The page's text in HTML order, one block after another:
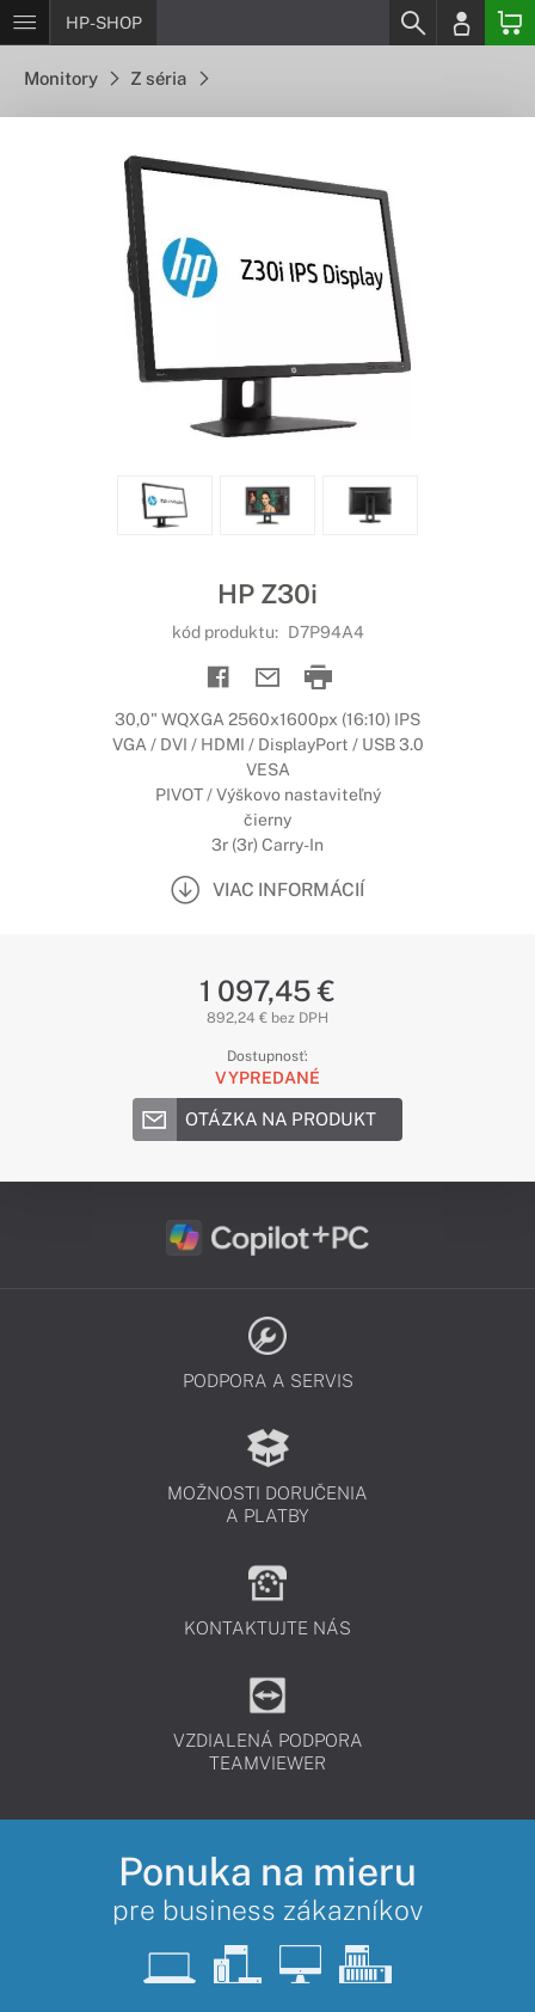
HP-SHOP
Monitory Z séria
HP Z30i
kód produktu: D7P94A4
30,0" WQXGA 2560x1600px (16:10) IPS
VGA / DVI / HDMI / DisplayPort / USB 3.0
VESA
PIVOT / Výškovo nastaviteľný
čierny
3r (3r) Carry-In
VIAC INFORMÁCIÍ
1 097,45 €
892,24 € bez DPH
Dostupnosť:
VYPREDANÉ
OTÁZKA NA PRODUKT
PODPORA A SERVIS
MOŽNOSTI DORUČENIA
A PLATBY
KONTAKTUJTE NÁS
VZDIALENÁ PODPORA
TEAMVIEWER
Ponuka na mieru
pre business zákazníkov